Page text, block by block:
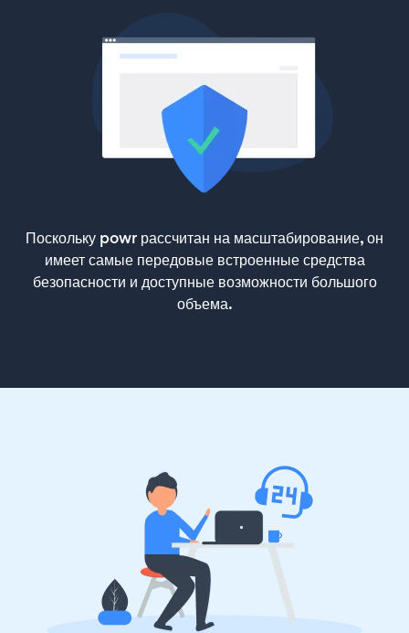
Поскольку powr рассчитан на масштабирование, он
имеет самые передовые встроенные средства
безопасности и доступные возможности большого
объема.